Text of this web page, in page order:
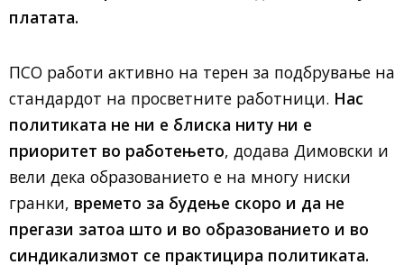
платата.
ПСО работи активно на терен за подбрување на
стандардот на просветните работници. Нас
политиката не ни е блиска ниту ни е
приоритет во работењето, додава Димовски и
вели дека образованието е на многу ниски
гранки, времето за будење скоро и да не
прегази затоа што и во образованието и во
синдикализмот се практицира политиката.